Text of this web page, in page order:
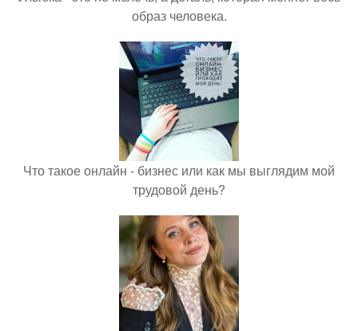
образ человека.
Что такое онлайн - бизнес или как мы выглядим мой
трудовой день?